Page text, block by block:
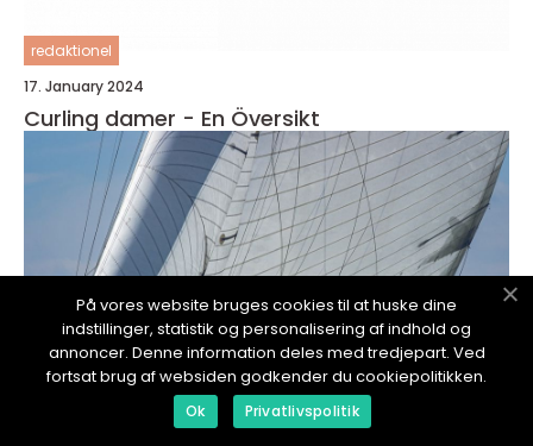
redaktionel
17. January 2024
Curling damer - En Översikt
På vores website bruges cookies til at huske dine
indstillinger, statistik og personalisering af indhold og
annoncer. Denne information deles med tredjepart. Ved
fortsat brug af websiden godkender du cookiepolitikken.
Ok Privatlivspolitik